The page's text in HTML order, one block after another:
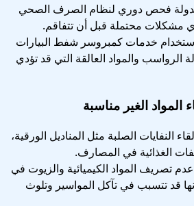
فحص دوري لنظام الصرف الصحي
مشكلات محتملة قبل أن تتفاقم.
خدمات كمبروسر شفط البيارات
والمواد العالقة التي قد تؤدي
المواد الغير مناسبة
النفايات الصلبة مثل المناديل الورقية،
الغذائية في المصارف.
تصريف المواد الكيميائية والزيوت في
قد تتسبب في تآكل المواسير وتلوث